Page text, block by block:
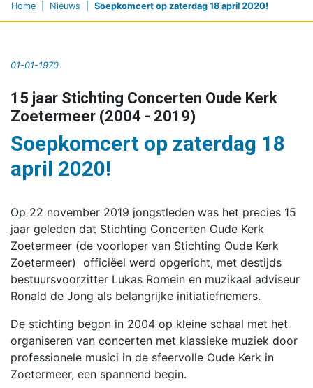
Home Nieuws Soepkomcert op zaterdag 18 april 2020!
01-01-1970
15 jaar Stichting Concerten Oude Kerk
Zoetermeer (2004 - 2019)
Soepkomcert op zaterdag 18
april 2020!
Op 22 november 2019 jongstleden was het precies 15
jaar geleden dat Stichting Concerten Oude Kerk
Zoetermeer (de voorloper van Stichting Oude Kerk
Zoetermeer) officiëel werd opgericht, met destijds
bestuursvoorzitter Lukas Romein en muzikaal adviseur
Ronald de Jong als belangrijke initiatiefnemers.
De stichting begon in 2004 op kleine schaal met het
organiseren van concerten met klassieke muziek door
professionele musici in de sfeervolle Oude Kerk in
Zoetermeer, een spannend begin.